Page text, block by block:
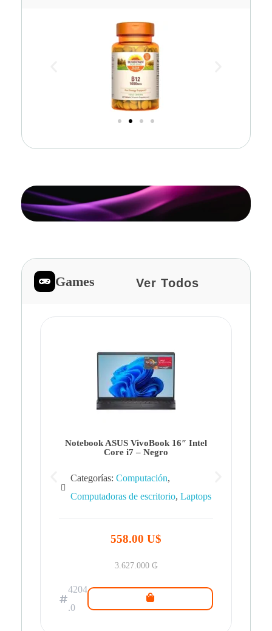
Games Ver Todos
Notebook ASUS VivoBook 16″ Intel
Core i7 – Negro
Categorías: Computación,
Computadoras de escritorio, Laptops
558.00 U$
3.627.000 ₲
4204
.0